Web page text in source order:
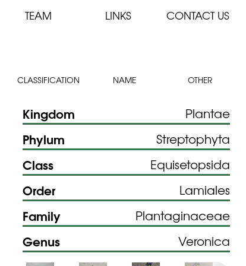
TEAM LINKS CONTACT US
CLASSIFICATION NAME OTHER
Kingdom Plantae
Phylum Streptophyta
Class Equisetopsida
Order Lamiales
Family Plantaginaceae
Genus Veronica